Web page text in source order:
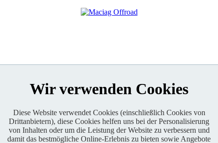
Enduro One Series Partner
Wir verwenden Cookies
Diese Website verwendet Cookies (einschließlich Cookies von
Drittanbietern), diese Cookies helfen uns bei der Personalisierung
von Inhalten oder um die Leistung der Website zu verbessern und
damit das bestmögliche Online-Erlebnis zu bieten sowie Angebote